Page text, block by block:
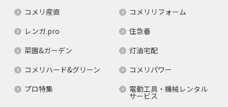
コメリ産直
コメリリフォーム
レンガ.pro
住急番
菜園&ガーデン
灯油宅配
コメリハード&グリーン
コメリパワー
プロ特集
電動工具・機械レンタル
サービス